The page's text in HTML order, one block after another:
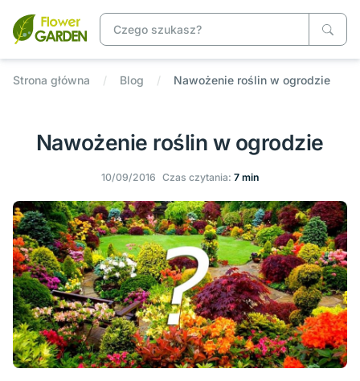
Strona główna Blog Nawożenie roślin w ogrodzie
Nawożenie roślin w ogrodzie
10/09/2016 Czas czytania: 7 min